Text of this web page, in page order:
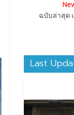
ฉบับล่าสุด
Last